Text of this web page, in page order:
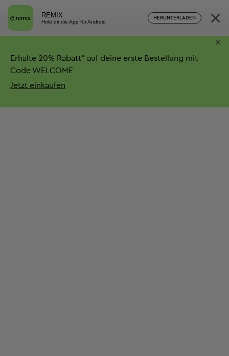
REMIX
Hole dir die App für Android
HERUNTERLADEN ×
Erhalte 20% Rabatt* auf deine erste Bestellung mit
Code WELCOME
Jetzt einkaufen
×